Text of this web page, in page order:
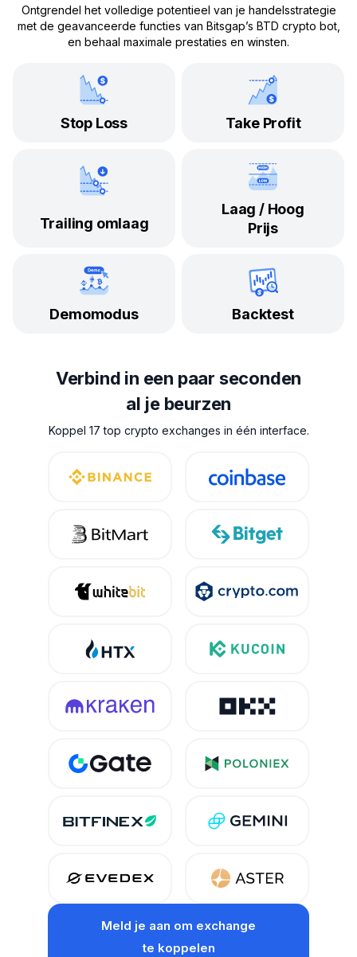
Ontgrendel het volledige potentieel van je handelsstrategie
met de geavanceerde functies van Bitsgap’s BTD crypto bot,
en behaal maximale prestaties en winsten.
Stop Loss Take Profit
Trailing omlaag
Laag / Hoog
Prijs
Demomodus Backtest
Verbind in een paar seconden
al je beurzen
Koppel 17 top crypto exchanges in één interface.
Meld je aan om exchange
te koppelen